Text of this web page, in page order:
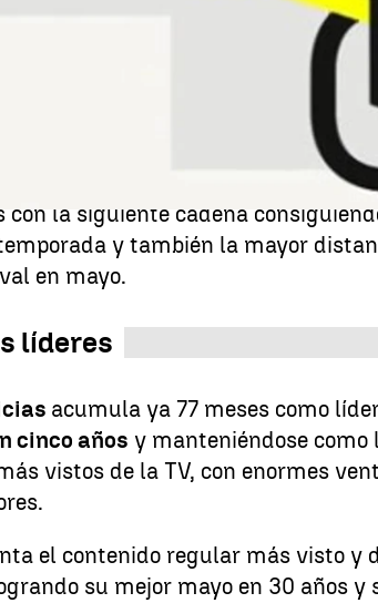
vuelve a liderar por 22º
cadena principal que más
imbatible en las franjas de mayor
informativos, los
logrando una
con la siguiente cadena
y también la mayor
en mayo.
líderes
acumula ya 77 meses como
cinco años y manteniéndose como
vistos de la TV, con enormes
el contenido regular más visto y
su mejor mayo en 30 años y